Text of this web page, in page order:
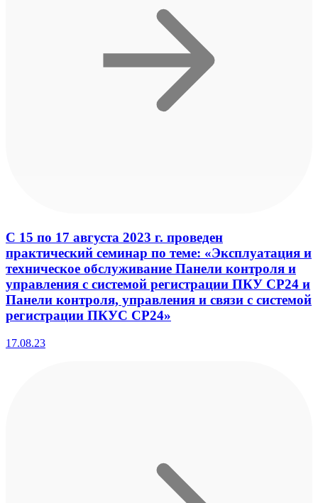
С 15 по 17 августа 2023 г. проведен
практический семинар по теме: «Эксплуатация и
техническое обслуживание Панели контроля и
управления с системой регистрации ПКУ СР24 и
Панели контроля, управления и связи с системой
регистрации ПКУС СР24»
17.08.23